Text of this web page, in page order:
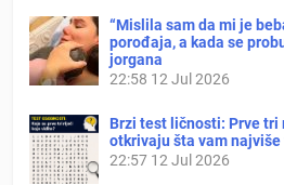
“Mislila sam da mi je
porođaja, a kada se
jorgana
22:58 12 Jul 2026
Brzi test ličnosti: Prve tri
otkrivaju šta vam
22:57 12 Jul 2026